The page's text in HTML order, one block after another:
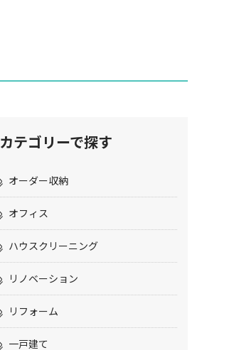
カテゴリーで探す
オーダー収納
オフィス
ハウスクリーニング
リノベーション
リフォーム
一戸建て